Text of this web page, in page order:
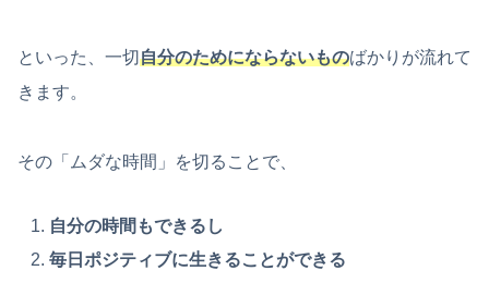
といった、一切自分のためにならないものばかりが流れて
きます。
その「ムダな時間」を切ることで、
自分の時間もできるし
毎日ポジティブに生きることができる